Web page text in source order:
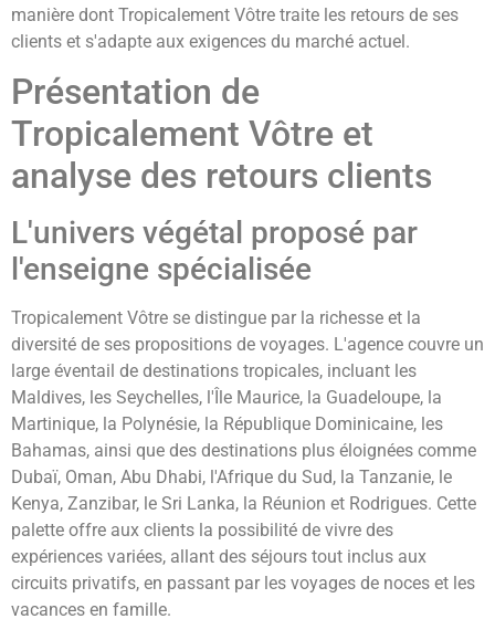
manière dont Tropicalement Vôtre traite les retours de ses
clients et s'adapte aux exigences du marché actuel.
Présentation de
Tropicalement Vôtre et
analyse des retours clients
L'univers végétal proposé par
l'enseigne spécialisée
Tropicalement Vôtre se distingue par la richesse et la
diversité de ses propositions de voyages. L'agence couvre un
large éventail de destinations tropicales, incluant les
Maldives, les Seychelles, l'Île Maurice, la Guadeloupe, la
Martinique, la Polynésie, la République Dominicaine, les
Bahamas, ainsi que des destinations plus éloignées comme
Dubaï, Oman, Abu Dhabi, l'Afrique du Sud, la Tanzanie, le
Kenya, Zanzibar, le Sri Lanka, la Réunion et Rodrigues. Cette
palette offre aux clients la possibilité de vivre des
expériences variées, allant des séjours tout inclus aux
circuits privatifs, en passant par les voyages de noces et les
vacances en famille.